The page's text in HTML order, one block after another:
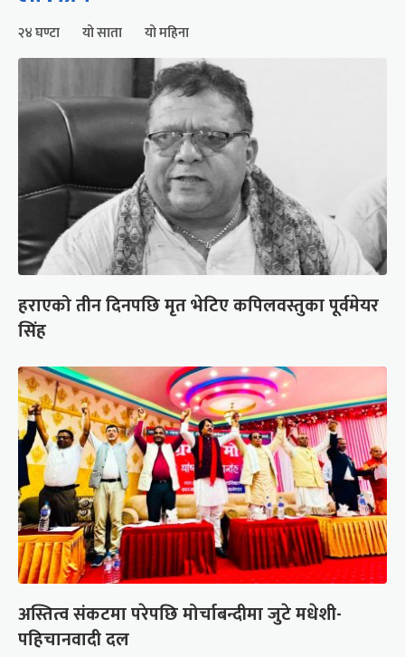
२४ घण्टा यो साता यो महिना
हराएको तीन दिनपछि मृत भेटिए कपिलवस्तुका पूर्वमेयर
सिंह
अस्तित्व संकटमा परेपछि मोर्चाबन्दीमा जुटे मधेशी-
पहिचानवादी दल